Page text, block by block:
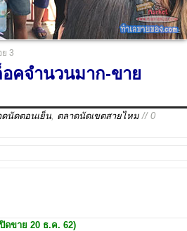
3
คจำนวนมาก-ขาย
ดนัดตอนเย็น ตลาดนัดเขตสายไหม // 0
ปิดขาย 20 ธ.ค. 62)